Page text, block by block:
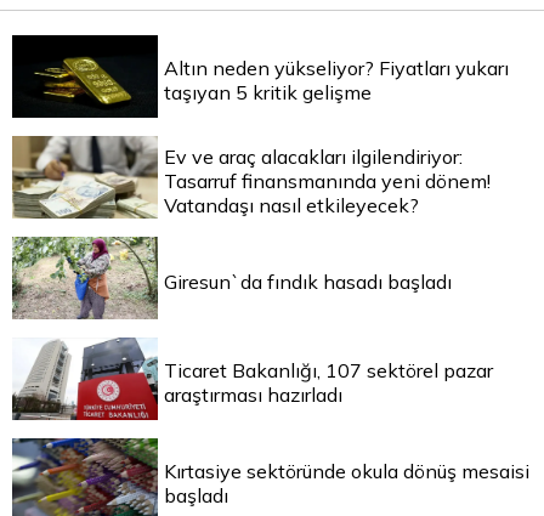
Altın neden yükseliyor? Fiyatları yukarı
taşıyan 5 kritik gelişme
Ev ve araç alacakları ilgilendiriyor:
Tasarruf finansmanında yeni dönem!
Vatandaşı nasıl etkileyecek?
Giresun`da fındık hasadı başladı
Ticaret Bakanlığı, 107 sektörel pazar
araştırması hazırladı
Kırtasiye sektöründe okula dönüş mesaisi
başladı